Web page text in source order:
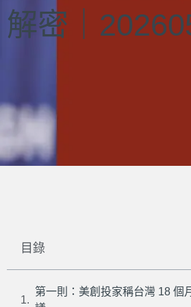
解密｜
目錄
第一則：美創投家稱台灣 18 個